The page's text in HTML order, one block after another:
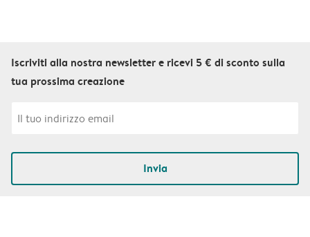
Iscriviti alla nostra newsletter e ricevi 5 € di sconto sulla
tua prossima creazione
Invia